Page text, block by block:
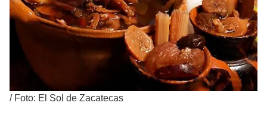
/ Foto: El Sol de Zacatecas